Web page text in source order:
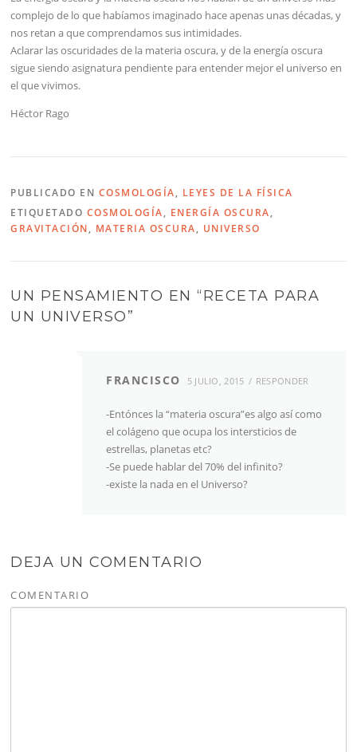
complejo de lo que habíamos imaginado hace apenas unas décadas, y
nos retan a que comprendamos sus intimidades.
Aclarar las oscuridades de la materia oscura, y de la energía oscura
sigue siendo asignatura pendiente para entender mejor el universo en
el que vivimos.
Héctor Rago
PUBLICADO EN COSMOLOGÍA, LEYES DE LA FÍSICA
ETIQUETADO COSMOLOGÍA, ENERGÍA OSCURA,
GRAVITACIÓN, MATERIA OSCURA, UNIVERSO
UN PENSAMIENTO EN “RECETA PARA
UN UNIVERSO”
FRANCISCO 5 JULIO, 2015 RESPONDER
-Entónces la “materia oscura”es algo así como
el colágeno que ocupa los intersticios de
estrellas, planetas etc?
-Se puede hablar del 70% del infinito?
-existe la nada en el Universo?
DEJA UN COMENTARIO
COMENTARIO